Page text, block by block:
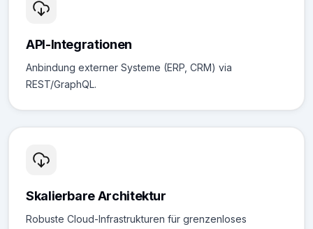
API-Integrationen
Anbindung externer Systeme (ERP, CRM) via
REST/GraphQL.
Skalierbare Architektur
Robuste Cloud-Infrastrukturen für grenzenloses